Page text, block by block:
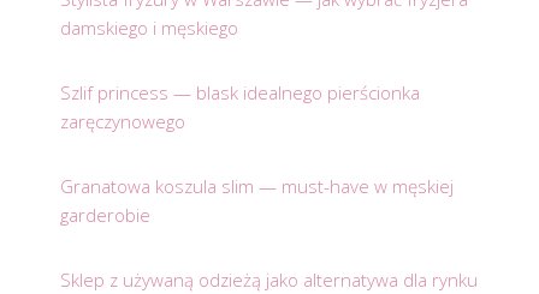
damskiego i męskiego
Szlif princess — blask idealnego pierścionka
zaręczynowego
Granatowa koszula slim — must-have w męskiej
garderobie
Sklep z używaną odzieżą jako alternatywa dla rynku